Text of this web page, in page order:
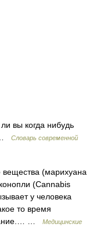
вы когда нибудь
…
Cловарь современной
вещества (марихуана
(Cannabis
у человека
то время
…
Медицинские